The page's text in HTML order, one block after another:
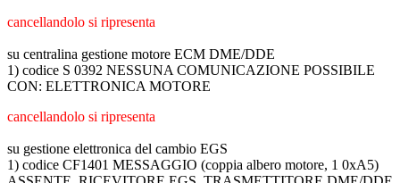
cancellandolo si ripresenta
su centralina gestione motore ECM DME/DDE
1) codice S 0392 NESSUNA COMUNICAZIONE POSSIBILE
CON: ELETTRONICA MOTORE
cancellandolo si ripresenta
su gestione elettronica del cambio EGS
1) codice CF1401 MESSAGGIO (coppia albero motore, 1 0xA5)